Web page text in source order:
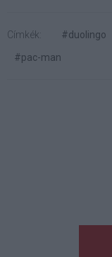
Címkék: #duolingo
#pac-man